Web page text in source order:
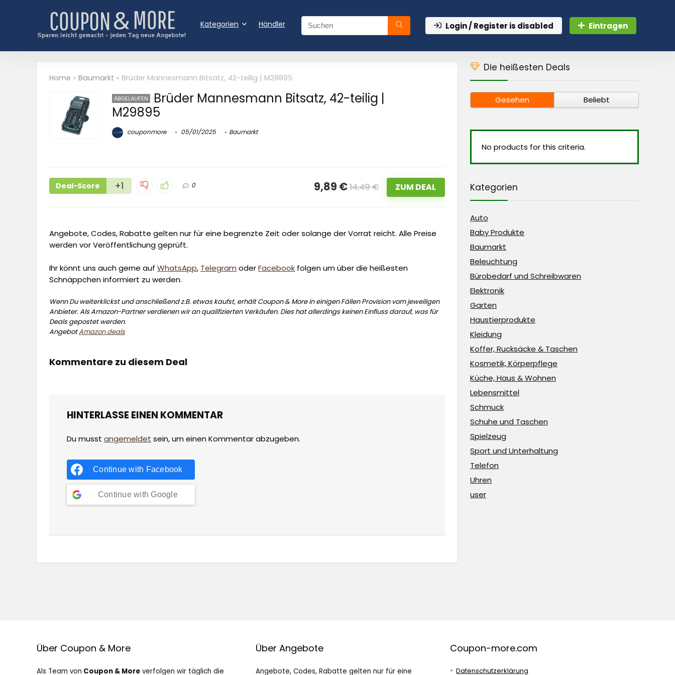
Kategorien Händler Login / Register is disabled Eintragen
Home » Baumarkt » Brüder Mannesmann Bitsatz, 42-teilig | M29895
ABGELAUFEN
Brüder Mannesmann Bitsatz, 42-teilig |
M29895
couponmore 05/01/2025 Baumarkt
Deal-Score +1 0 9,89 €14,49 € ZUM DEAL
Angebote, Codes, Rabatte gelten nur für eine begrenzte Zeit oder solange der Vorrat reicht. Alle Preise
werden vor Veröffentlichung geprüft.
Ihr könnt uns auch gerne auf WhatsApp, Telegram oderFacebook folgen um über die heißesten
Schnäppchen informiert zu werden.
Wenn Du weiterklickst und anschließend z.B. etwas kaufst, erhält Coupon & More in einigen Fällen Provision vom jeweiligen
Anbieter. Als Amazon-Partner verdienen wir an qualifizierten Verkäufen. Dies hat allerdings keinen Einfluss darauf, was für
Deals gepostet werden.
AngebotAmazon deals
Kommentare zu diesem Deal
HINTERLASSE EINEN KOMMENTAR
Du musst angemeldet sein, um einen Kommentar abzugeben.
Continue with Facebook
Continue with Google
Die heißesten Deals
Gesehen Beliebt
No products for this criteria.
Kategorien
Auto
Baby Produkte
Baumarkt
Beleuchtung
Bürobedarf und Schreibwaren
Elektronik
Garten
Haustierprodukte
Kleidung
Koffer, Rucksäcke & Taschen
Kosmetik, Körperpflege
Küche, Haus & Wohnen
Lebensmittel
Schmuck
Schuhe und Taschen
Spielzeug
Sport und Unterhaltung
Telefon
Uhren
user
Über Coupon & More
Als Team von Coupon & Moreverfolgen wir täglich die
Über Angebote
Angebote, Codes, Rabatte gelten nur für eine
Coupon-more.com
Datenschutzerklärung